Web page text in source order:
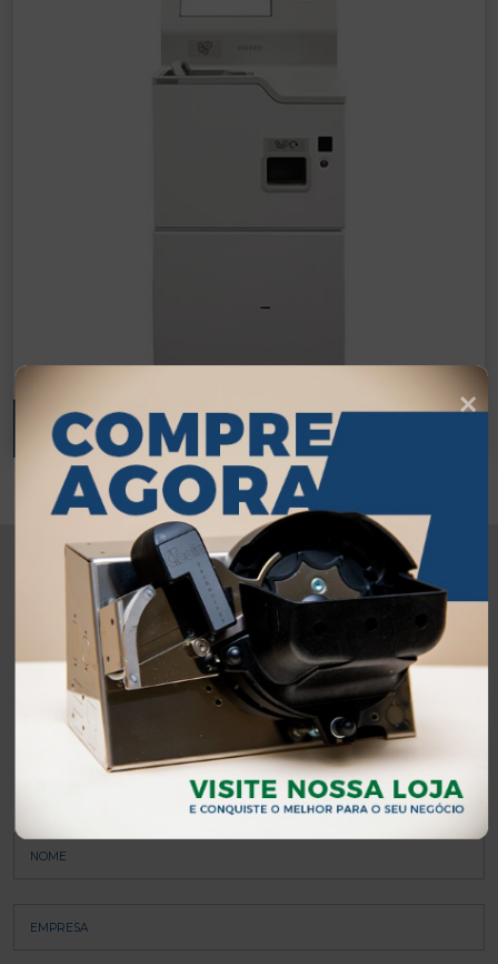
CDS 9L
DEPOSITÁRIOS, MOEDAS
Achou o que queria?
Acesse nossa loja
virtual ou faça seu
pedido abaixo.
Inicie o seu pedido sem sair da sua empresa.Preencha o
formulário abaixo, que o nosso setor comercial entrará em
contato para um atendimento personalizado.